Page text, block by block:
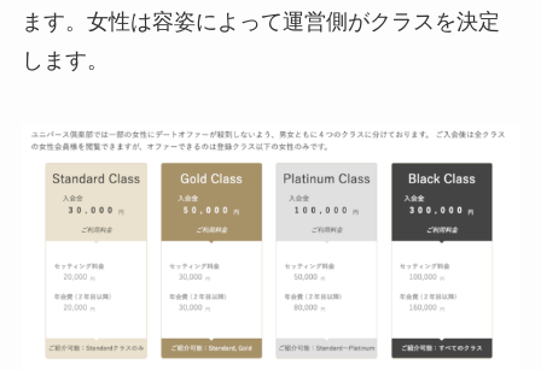
ます。女性は容姿によって運営側がクラスを決定
します。